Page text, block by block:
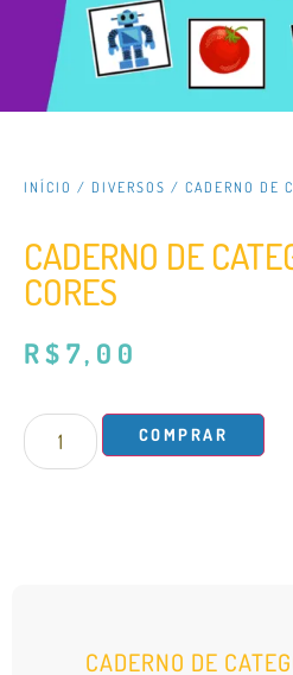
INÍCIO / DIVERSOS / CADERNO DE
CADERNO DE
CORES
R$ 7,00
COMPRAR
CADERNO DE